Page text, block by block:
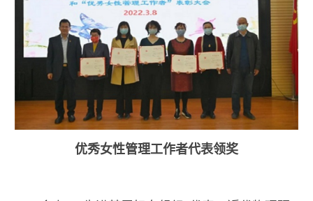
优秀女性管理工作者代表领奖